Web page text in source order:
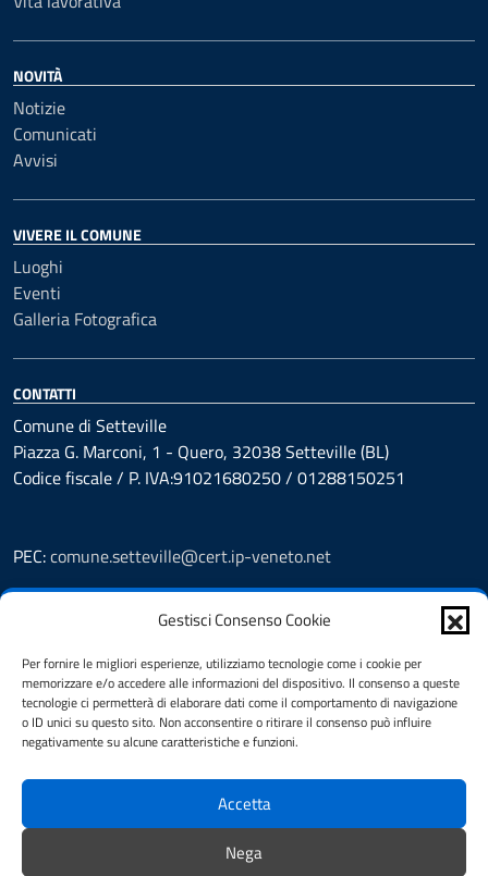
Gestisci Consenso Cookie
Per fornire le migliori esperienze, utilizziamo tecnologie come i cookie per
memorizzare e/o accedere alle informazioni del dispositivo. Il consenso a queste
tecnologie ci permetterà di elaborare dati come il comportamento di navigazione
o ID unici su questo sito. Non acconsentire o ritirare il consenso può influire
negativamente su alcune caratteristiche e funzioni.
Accetta
Nega
NOVITÀ
Notizie
Comunicati
Avvisi
VIVERE IL COMUNE
Luoghi
Eventi
Galleria Fotografica
CONTATTI
Comune di Setteville
Piazza G. Marconi, 1 - Quero, 32038 Setteville (BL)
Codice fiscale / P. IVA:91021680250 / 01288150251
PEC:comune.setteville@cert.ip-veneto.net
Leggi le FAQ
Segnalazione disservizio
Richiesta assistenza
Feedback
Amministrazione Trasparente
Albo Pretorio
Informativa privacy
Dichiarazione di accessibilità